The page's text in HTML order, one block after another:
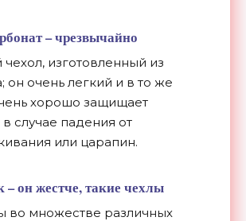
– чрезвычайно
изготовленный из
он очень легкий и в то же
хорошо защищает
случае падения от
или царапин.
– он жестче, такие чехлы
во множестве различных